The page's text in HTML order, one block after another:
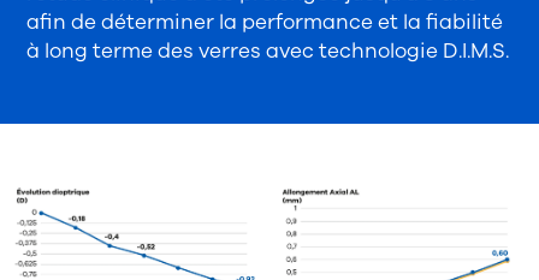
afin de déterminer la performance et la fiabilité
à long terme des verres avec technologie D.I.M.S.